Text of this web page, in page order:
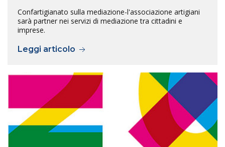
Confartigianato sulla mediazione-l'associazione artigiani
sarà partner nei servizi di mediazione tra cittadini e
imprese.
Leggi articolo